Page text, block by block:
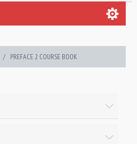
/ PREFACE 2 COURSE BOOK